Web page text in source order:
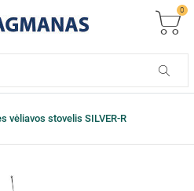
0
vėliavos stovelis SILVER-R